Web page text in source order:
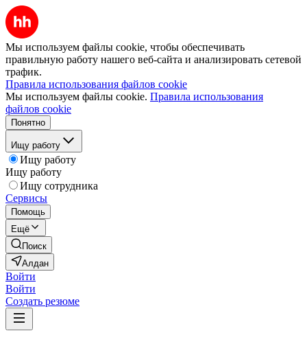
Мы используем файлы cookie, чтобы обеспечивать
правильную работу нашего веб-сайта и анализировать сетевой
трафик.
Правила использования файлов cookie
Мы используем файлы cookie. Правила использования
файлов cookie
Понятно
Ищу работу
Ищу работу
Ищу работу
Ищу сотрудника
Сервисы
Помощь
Ещё
Поиск
Алдан
Войти
Войти
Создать резюме